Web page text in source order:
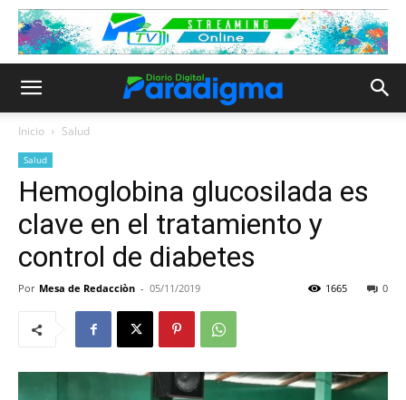
Inicio Salud
Salud
Hemoglobina glucosilada es
clave en el tratamiento y
control de diabetes
Por Mesa de Redacciòn - 05/11/2019 0
1665